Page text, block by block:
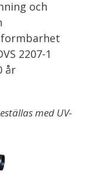
och
2207-1
år
med UV-